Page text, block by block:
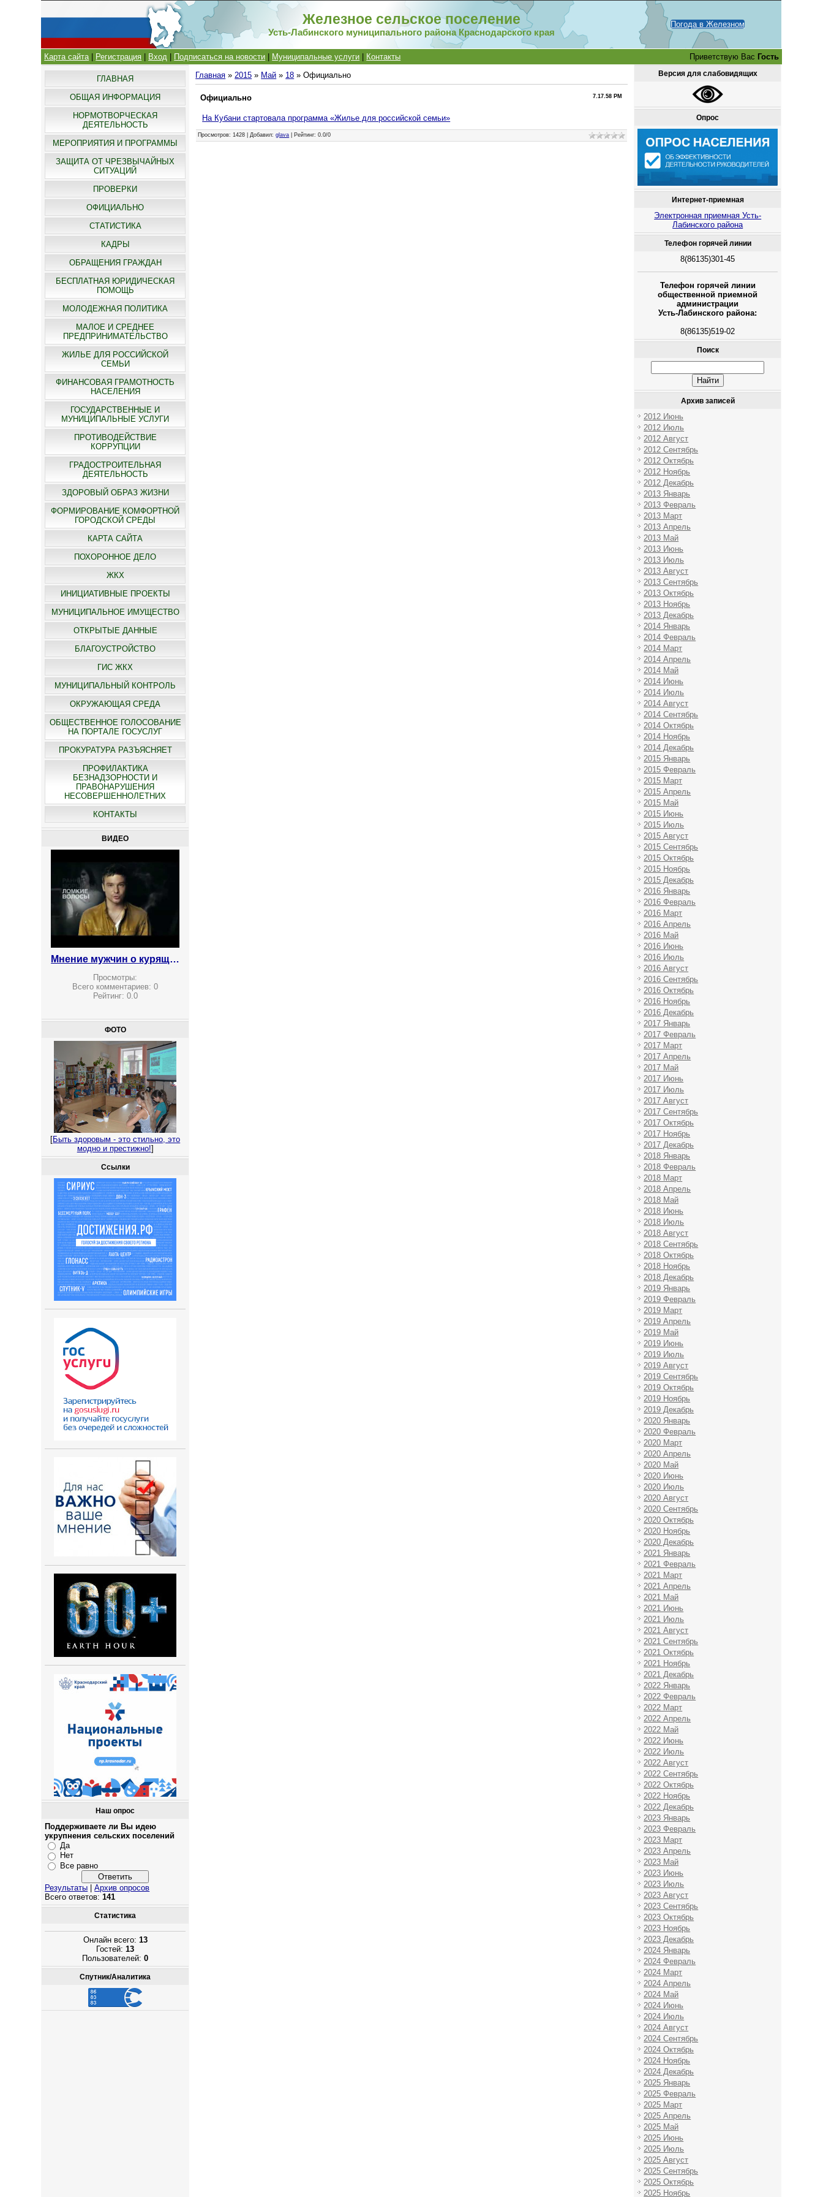
Железное сельское поселение
Усть-Лабинского муниципального района Краснодарского края
Погода в Железном
Карта сайта| Регистрация Вход Подписаться на новости Муниципальные услуги Контакты Приветствую Вас Гость
ГЛАВНАЯ
ОБЩАЯ ИНФОРМАЦИЯ
НОРМОТВОРЧЕСКАЯ
ДЕЯТЕЛЬНОСТЬ
МЕРОПРИЯТИЯ И ПРОГРАММЫ
ЗАЩИТА ОТ ЧРЕЗВЫЧАЙНЫХ
СИТУАЦИЙ
ПРОВЕРКИ
ОФИЦИАЛЬНО
СТАТИСТИКА
КАДРЫ
ОБРАЩЕНИЯ ГРАЖДАН
БЕСПЛАТНАЯ ЮРИДИЧЕСКАЯ
ПОМОЩЬ
МОЛОДЕЖНАЯ ПОЛИТИКА
МАЛОЕ И СРЕДНЕЕ
ПРЕДПРИНИМАТЕЛЬСТВО
ЖИЛЬЕ ДЛЯ РОССИЙСКОЙ
СЕМЬИ
ФИНАНСОВАЯ ГРАМОТНОСТЬ
НАСЕЛЕНИЯ
ГОСУДАРСТВЕННЫЕ И
МУНИЦИПАЛЬНЫЕ УСЛУГИ
ПРОТИВОДЕЙСТВИЕ
КОРРУПЦИИ
ГРАДОСТРОИТЕЛЬНАЯ
ДЕЯТЕЛЬНОСТЬ
ЗДОРОВЫЙ ОБРАЗ ЖИЗНИ
ФОРМИРОВАНИЕ КОМФОРТНОЙ
ГОРОДСКОЙ СРЕДЫ
КАРТА САЙТА
ПОХОРОННОЕ ДЕЛО
ЖКХ
ИНИЦИАТИВНЫЕ ПРОЕКТЫ
МУНИЦИПАЛЬНОЕ ИМУЩЕСТВО
ОТКРЫТЫЕ ДАННЫЕ
БЛАГОУСТРОЙСТВО
ГИС ЖКХ
МУНИЦИПАЛЬНЫЙ КОНТРОЛЬ
ОКРУЖАЮЩАЯ СРЕДА
ОБЩЕСТВЕННОЕ ГОЛОСОВАНИЕ
НА ПОРТАЛЕ ГОСУСЛУГ
ПРОКУРАТУРА РАЗЪЯСНЯЕТ
ПРОФИЛАКТИКА
БЕЗНАДЗОРНОСТИ И
ПРАВОНАРУШЕНИЯ
НЕСОВЕРШЕННОЛЕТНИХ
КОНТАКТЫ
ВИДЕО
Мнение мужчин о курящих женщинах
Просмотры:
Всего комментариев:0
Рейтинг: 0.0
ФОТО
[Быть здоровым - это стильно, это
модно и престижно!]
Ссылки
Наш опрос
Поддерживаете ли Вы идею
укрупнения сельских поселений
Да
Нет
Все равно
Результаты |Архив опросов
Всего ответов:141
Статистика
Онлайн всего: 13
Гостей:13
Пользователей:0
Спутник/Аналитика
Главная »2015 » Май » 18 » Официально
7.17.58 PM
Официально
На Кубани стартовала программа «Жилье для российской семьи»
Просмотров: 1428 |Добавил:glava Рейтинг:0.0/0
Версия для слабовидящих
Опрос
Интернет-приемная
Электронная приемная Усть-
Лабинского района
Телефон горячей линии
8(86135)301-45
Телефон горячей линии
общественной приемной
администрации
Усть-Лабинского района:
8(86135)519-02
Поиск
Архив записей
2012 Июнь
2012 Июль
2012 Август
2012 Сентябрь
2012 Октябрь
2012 Ноябрь
2012 Декабрь
2013 Январь
2013 Февраль
2013 Март
2013 Апрель
2013 Май
2013 Июнь
2013 Июль
2013 Август
2013 Сентябрь
2013 Октябрь
2013 Ноябрь
2013 Декабрь
2014 Январь
2014 Февраль
2014 Март
2014 Апрель
2014 Май
2014 Июнь
2014 Июль
2014 Август
2014 Сентябрь
2014 Октябрь
2014 Ноябрь
2014 Декабрь
2015 Январь
2015 Февраль
2015 Март
2015 Апрель
2015 Май
2015 Июнь
2015 Июль
2015 Август
2015 Сентябрь
2015 Октябрь
2015 Ноябрь
2015 Декабрь
2016 Январь
2016 Февраль
2016 Март
2016 Апрель
2016 Май
2016 Июнь
2016 Июль
2016 Август
2016 Сентябрь
2016 Октябрь
2016 Ноябрь
2016 Декабрь
2017 Январь
2017 Февраль
2017 Март
2017 Апрель
2017 Май
2017 Июнь
2017 Июль
2017 Август
2017 Сентябрь
2017 Октябрь
2017 Ноябрь
2017 Декабрь
2018 Январь
2018 Февраль
2018 Март
2018 Апрель
2018 Май
2018 Июнь
2018 Июль
2018 Август
2018 Сентябрь
2018 Октябрь
2018 Ноябрь
2018 Декабрь
2019 Январь
2019 Февраль
2019 Март
2019 Апрель
2019 Май
2019 Июнь
2019 Июль
2019 Август
2019 Сентябрь
2019 Октябрь
2019 Ноябрь
2019 Декабрь
2020 Январь
2020 Февраль
2020 Март
2020 Апрель
2020 Май
2020 Июнь
2020 Июль
2020 Август
2020 Сентябрь
2020 Октябрь
2020 Ноябрь
2020 Декабрь
2021 Январь
2021 Февраль
2021 Март
2021 Апрель
2021 Май
2021 Июнь
2021 Июль
2021 Август
2021 Сентябрь
2021 Октябрь
2021 Ноябрь
2021 Декабрь
2022 Январь
2022 Февраль
2022 Март
2022 Апрель
2022 Май
2022 Июнь
2022 Июль
2022 Август
2022 Сентябрь
2022 Октябрь
2022 Ноябрь
2022 Декабрь
2023 Январь
2023 Февраль
2023 Март
2023 Апрель
2023 Май
2023 Июнь
2023 Июль
2023 Август
2023 Сентябрь
2023 Октябрь
2023 Ноябрь
2023 Декабрь
2024 Январь
2024 Февраль
2024 Март
2024 Апрель
2024 Май
2024 Июнь
2024 Июль
2024 Август
2024 Сентябрь
2024 Октябрь
2024 Ноябрь
2024 Декабрь
2025 Январь
2025 Февраль
2025 Март
2025 Апрель
2025 Май
2025 Июнь
2025 Июль
2025 Август
2025 Сентябрь
2025 Октябрь
2025 Ноябрь